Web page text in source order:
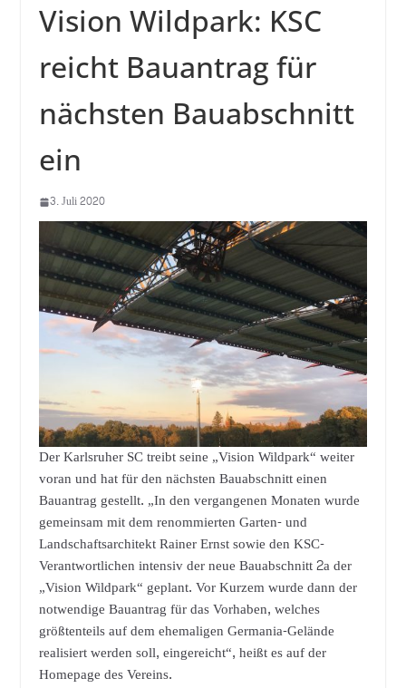
Vision Wildpark: KSC
reicht Bauantrag für
nächsten Bauabschnitt
ein
3. Juli 2020
Der Karlsruher SC treibt seine „Vision Wildpark“ weiter
voran und hat für den nächsten Bauabschnitt einen
Bauantrag gestellt. „In den vergangenen Monaten wurde
gemeinsam mit dem renommierten Garten- und
Landschaftsarchitekt Rainer Ernst sowie den KSC-
Verantwortlichen intensiv der neue Bauabschnitt 2a der
„Vision Wildpark“ geplant. Vor Kurzem wurde dann der
notwendige Bauantrag für das Vorhaben, welches
größtenteils auf dem ehemaligen Germania-Gelände
realisiert werden soll, eingereicht“, heißt es auf der
Homepage des Vereins.